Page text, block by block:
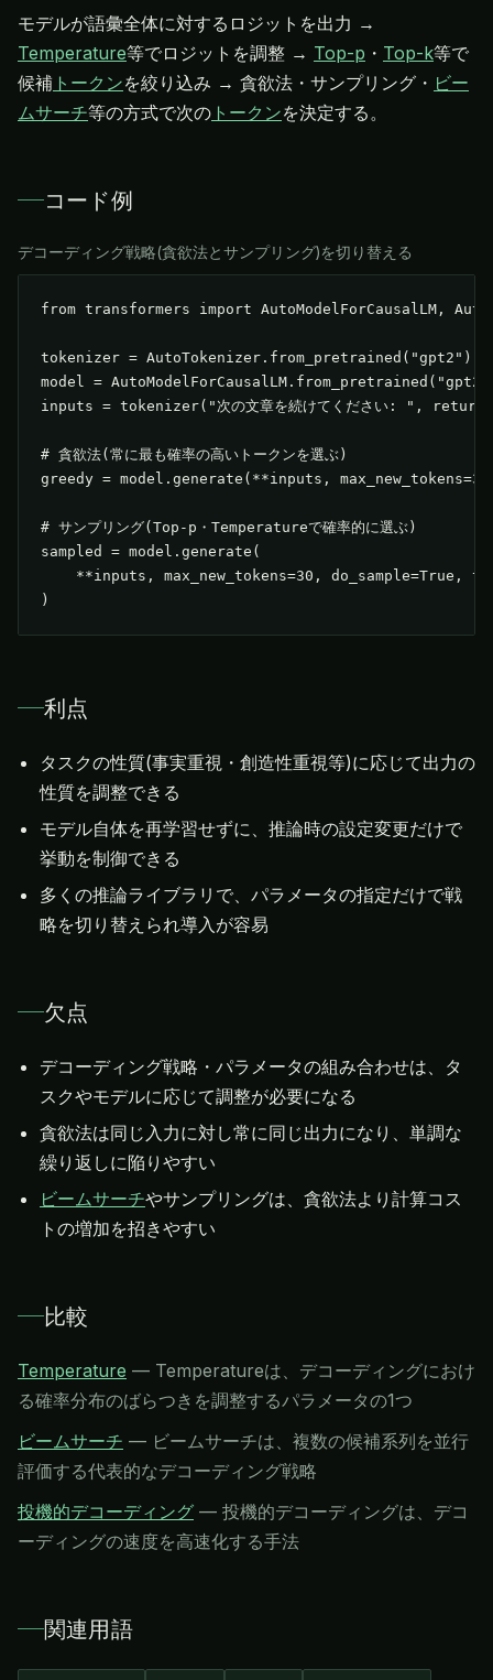
モデルが語彙全体に対するロジットを出力 →
Temperature等でロジットを調整 → Top-p ・ Top-k等で
候補 トークンを絞り込み → 貪欲法・サンプリング・ ビー
ムサーチ等の方式で次の トークンを決定する。
コード例
デコーディング戦略(貪欲法とサンプリング)を切り替える
from transformers import AutoModelForCausalLM,
tokenizer = AutoTokenizer.from_pretrained("gpt2")
model =
inputs = tokenizer("次の文章を続けてください: ",
# 貪欲法(常に最も確率の高いトークンを選ぶ)
greedy = model.generate(**inputs,
# サンプリング(Top-p・Temperatureで確率的に選ぶ)
sampled = model.generate(
**inputs, max_new_tokens=30, do_sample=True,
)
利点
タスクの性質(事実重視・創造性重視等)に応じて出力の
性質を調整できる
モデル自体を再学習せずに、推論時の設定変更だけで
挙動を制御できる
多くの推論ライブラリで、パラメータの指定だけで戦
略を切り替えられ導入が容易
欠点
デコーディング戦略・パラメータの組み合わせは、タ
スクやモデルに応じて調整が必要になる
貪欲法は同じ入力に対し常に同じ出力になり、単調な
繰り返しに陥りやすい
ビームサーチやサンプリングは、貪欲法より計算コス
トの増加を招きやすい
比較
Temperature — Temperatureは、デコーディングにおけ
る確率分布のばらつきを調整するパラメータの1つ
ビームサーチ — ビームサーチは、複数の候補系列を並行
評価する代表的なデコーディング戦略
投機的デコーディング — 投機的デコーディングは、デコ
ーディングの速度を高速化する手法
関連用語